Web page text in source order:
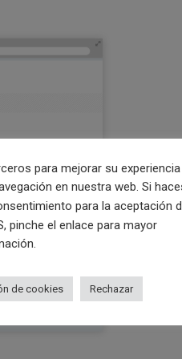
para mejorar su
en nuestra web. Si
para la aceptación
, pinche el enlace para mayor
de cookies Rechazar